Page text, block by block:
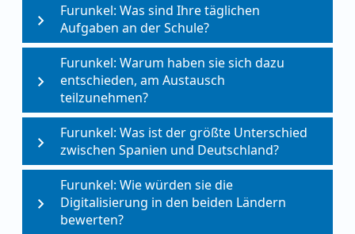
Furunkel: Was sind Ihre täglichen
Aufgaben an der Schule?
Furunkel: Warum haben sie sich dazu
entschieden, am Austausch
teilzunehmen?
Furunkel: Was ist der größte Unterschied
zwischen Spanien und Deutschland?
Furunkel: Wie würden sie die
Digitalisierung in den beiden Ländern
bewerten?